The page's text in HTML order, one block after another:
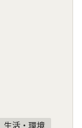
生活・環境